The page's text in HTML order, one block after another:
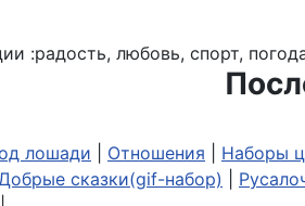
:радость, любовь, спорт,
лошади Отношения Наборы
сказки(gif-набор)